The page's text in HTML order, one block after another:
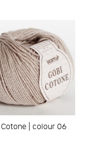
Cotone | colour 06